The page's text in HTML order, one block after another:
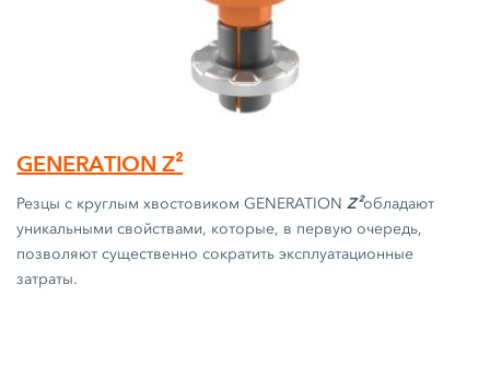
GENERATION Z²
Резцы с круглым хвостовиком GENERATIONZ²обладают
уникальными свойствами, которые, в первую очередь,
позволяют существенно сократить эксплуатационные
затраты.